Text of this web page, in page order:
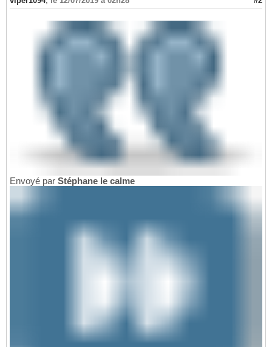
Envoyé par Stéphane le calme